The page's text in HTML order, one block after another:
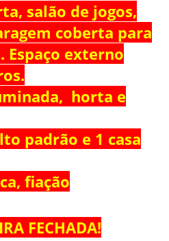
salão de jogos,
coberta para
Espaço externo
horta e
padrão e 1 casa
fiação
FECHADA!